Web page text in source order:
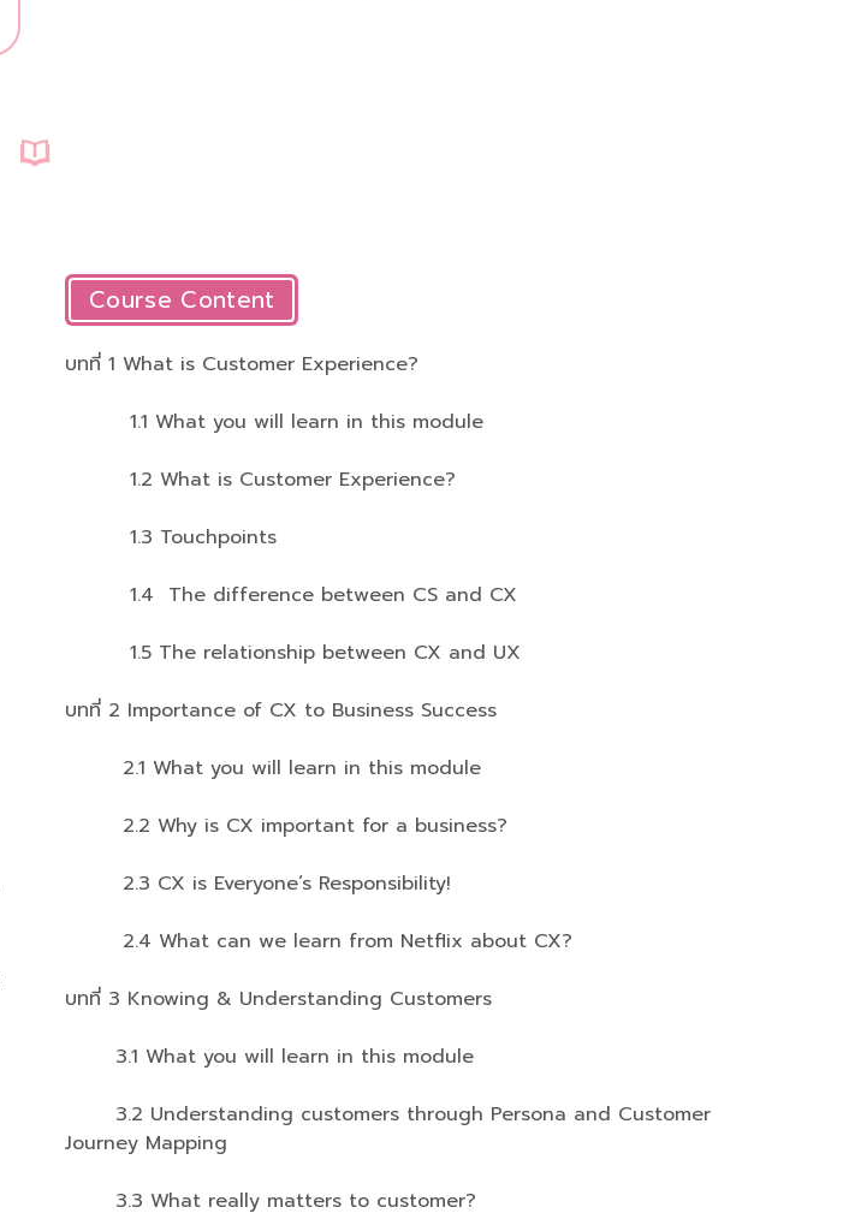
Course Content
บทที่ 1 What is Customer Experience?
1.1 What you will learn in this module
1.2 What is Customer Experience?
1.3 Touchpoints
1.4 The difference between CS and CX
1.5 The relationship between CX and UX
บทที่ 2 Importance of CX to Business Success
2.1 What you will learn in this module
2.2 Why is CX important for a business?
2.3 CX is Everyone’s Responsibility!
2.4 What can we learn from Netflix about CX?
บทที่ 3 Knowing & Understanding Customers
3.1 What you will learn in this module
3.2 Understanding customers through Persona and Customer
Journey Mapping
3.3 What really matters to customer?